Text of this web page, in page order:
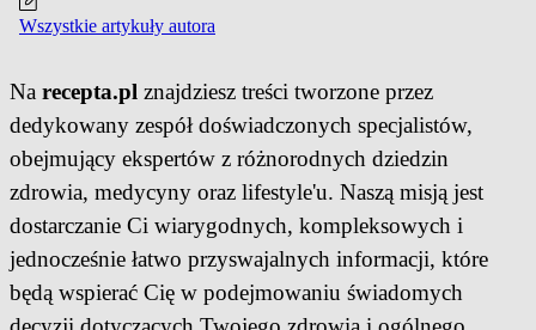
Wszystkie artykuły autora
Na recepta.pl znajdziesz treści tworzone przez
dedykowany zespół doświadczonych specjalistów,
obejmujący ekspertów z różnorodnych dziedzin
zdrowia, medycyny oraz lifestyle'u. Naszą misją jest
dostarczanie Ci wiarygodnych, kompleksowych i
jednocześnie łatwo przyswajalnych informacji, które
będą wspierać Cię w podejmowaniu świadomych